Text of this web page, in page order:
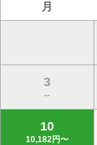
月
3
--
10
10,182円〜